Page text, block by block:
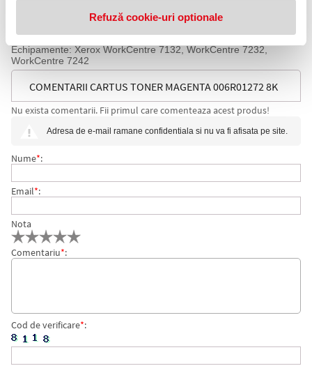
Refuză cookie-uri optionale
Tehnologie: Copiator
Capacitate (pag): 8000
Echipamente: Xerox WorkCentre 7132, WorkCentre 7232,
WorkCentre 7242
COMENTARII CARTUS TONER MAGENTA 006R01272 8K
ORIGINAL XEROX WC 7132
Nu exista comentarii. Fii primul care comenteaza acest produs!
Adresa de e-mail ramane confidentiala si nu va fi afisata pe site.
Nume*:
Email*:
Nota
Comentariu*:
Cod de verificare*: